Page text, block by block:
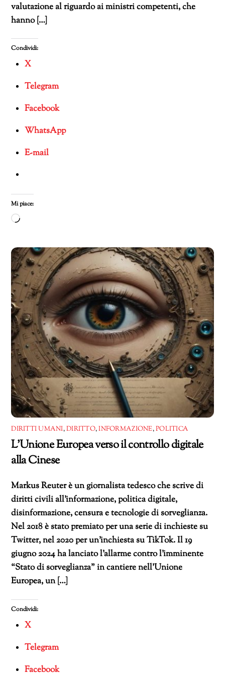
valutazione al riguardo ai ministri competenti, che
hanno […]
Condividi:
X
Telegram
Facebook
WhatsApp
E-mail
Mi piace:
Caricamento
corso…
DIRITTI UMANI,DIRITTO,INFORMAZIONE,POLITICA
L’Unione Europea verso il controllo digitale
alla Cinese
Markus Reuter è un giornalista tedesco che scrive di
diritti civili all’informazione, politica digitale,
disinformazione, censura e tecnologie di sorveglianza.
Nel 2018 è stato premiato per una serie di inchieste su
Twitter, nel 2020 per un’inchiesta su TikTok. Il 19
giugno 2024 ha lanciato l’allarme contro l’imminente
“Stato di sorveglianza” in cantiere nell’Unione
Europea, un […]
Condividi:
X
Telegram
Facebook